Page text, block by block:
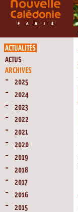
ACTUALITÉS
ACTUS
ARCHIVES
2025
2024
2023
2022
2021
2020
2019
2018
2017
2016
2015